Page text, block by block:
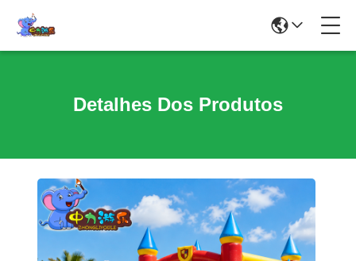
Detalhes Dos Produtos